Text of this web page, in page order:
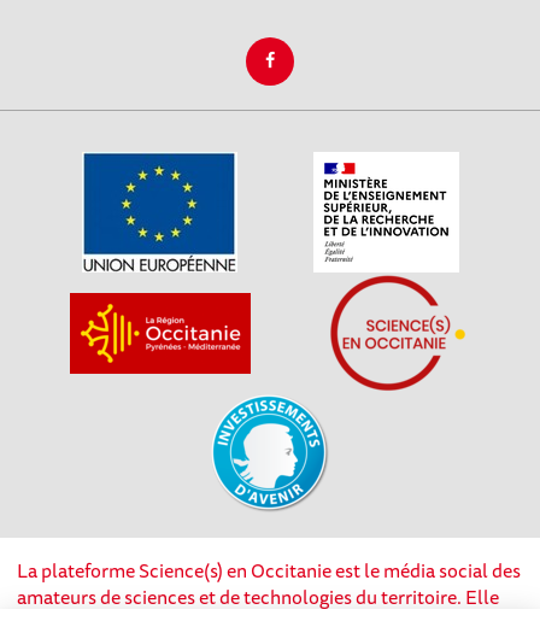
La plateforme Science(s) en Occitanie est le média social des
amateurs de sciences et de technologies du territoire. Elle